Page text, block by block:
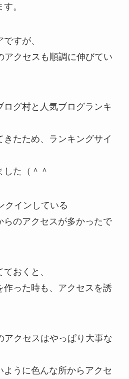
。
すが、
アクセスも順調に伸びてい
ログ村と人気ブログランキ
たため、ランキングサイ
た（＾＾
クインしている
らのアクセスが多かったで
おくと、
作った時も、アクセスを誘
アクセスはやっぱり大事な
ように色んな所からアクセ